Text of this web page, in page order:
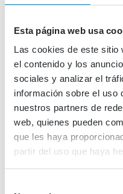
Esta página web usa
Las cookies de este sitio
el contenido y los
sociales y analizar el
información sobre el uso
nuestros partners de
web, quienes pueden
que les haya
partir del uso que haya
Contenido
Descarga todos los